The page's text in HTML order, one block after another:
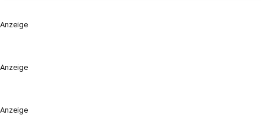
Anzeige
Anzeige
Anzeige